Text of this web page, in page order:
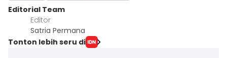
Editorial Team
Editor
Satria Permana
Tonton lebih seru di